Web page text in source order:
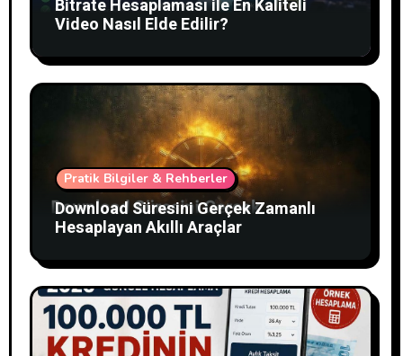
Bitrate Hesaplaması ile En Kaliteli
Video Nasıl Elde Edilir?
Pratik Bilgiler & Rehberler
Download Süresini Gerçek Zamanlı
Hesaplayan Akıllı Araçlar